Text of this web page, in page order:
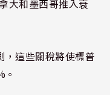
大和墨西哥推入衰
，這些關稅將使標普